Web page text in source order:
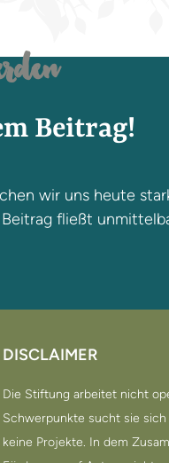
Beitrag!
wir uns heute
fließt
DISCLAIMER
Die Stiftung arbeitet nicht
Schwerpunkte sucht sie
keine Projekte. In dem